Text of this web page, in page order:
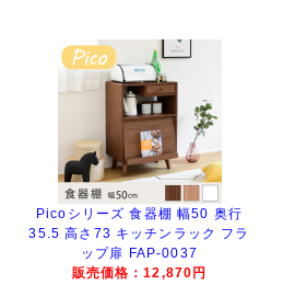
Picoシリーズ 食器棚 幅50 奥行
35.5 高さ73 キッチンラック フラ
ップ扉 FAP-0037
販売価格：12,870円